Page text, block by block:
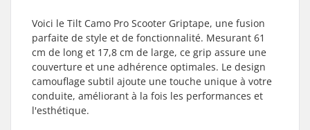
Voici le Tilt Camo Pro Scooter Griptape, une fusion
parfaite de style et de fonctionnalité. Mesurant 61
cm de long et 17,8 cm de large, ce grip assure une
couverture et une adhérence optimales. Le design
camouflage subtil ajoute une touche unique à votre
conduite, améliorant à la fois les performances et
l'esthétique.